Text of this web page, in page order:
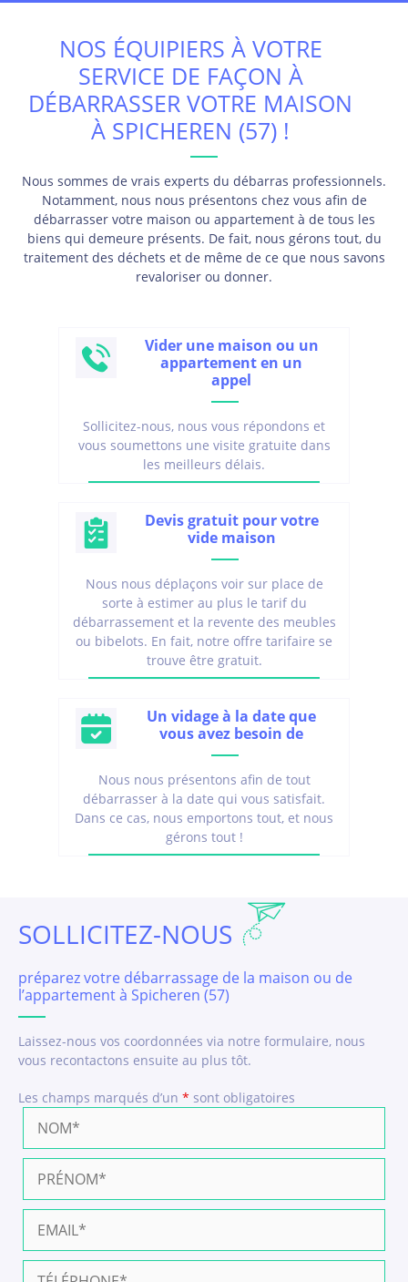
NOS ÉQUIPIERS À VOTRE
SERVICE DE FAÇON À
DÉBARRASSER VOTRE MAISON
À SPICHEREN (57) !
Nous sommes de vrais experts du débarras professionnels.
Notamment, nous nous présentons chez vous afin de
débarrasser votre maison ou appartement à de tous les
biens qui demeure présents. De fait, nous gérons tout, du
traitement des déchets et de même de ce que nous savons
revaloriser ou donner.
Vider une maison ou un
appartement en un
appel
Sollicitez-nous, nous vous répondons et
vous soumettons une visite gratuite dans
les meilleurs délais.
Devis gratuit pour votre
vide maison
Nous nous déplaçons voir sur place de
sorte à estimer au plus le tarif du
débarrassement et la revente des meubles
ou bibelots. En fait, notre offre tarifaire se
trouve être gratuit.
Un vidage à la date que
vous avez besoin de
Nous nous présentons afin de tout
débarrasser à la date qui vous satisfait.
Dans ce cas, nous emportons tout, et nous
gérons tout !
SOLLICITEZ-NOUS
préparez votre débarrassage de la maison ou de
l’appartement à Spicheren (57)
Laissez-nous vos coordonnées via notre formulaire, nous
vous recontactons ensuite au plus tôt.
Les champs marqués d’un * sont obligatoires